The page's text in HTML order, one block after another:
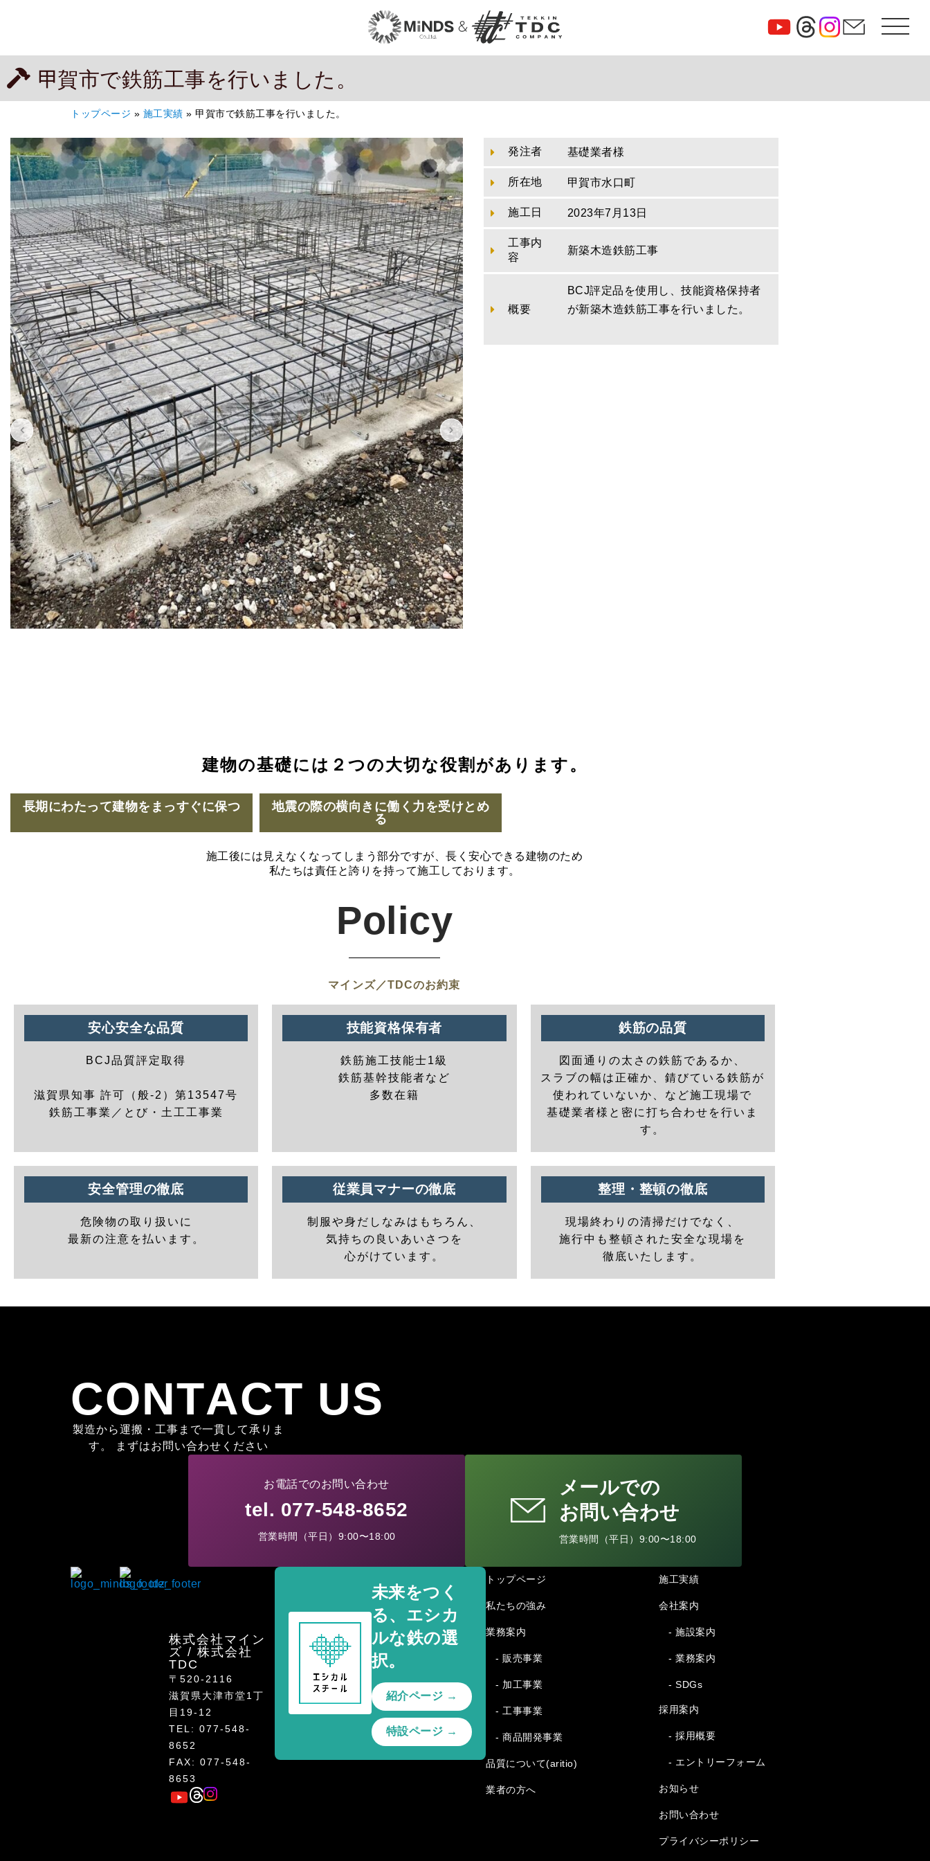
甲賀市で鉄筋工事を行いました。
トップページ » 施工実績 » 甲賀市で鉄筋工事を行いました。
発注者 基礎業者様
所在地 甲賀市水口町
施工日 2023年7月13日
工事内
容
新築木造鉄筋工事
概要
BCJ評定品を使用し、技能資格保持者
が新築木造鉄筋工事を行いました。
建物の基礎には２つの大切な役割があります。
長期にわたって建物をまっすぐに保つ
地震の際の横向きに働く力を受けとめ
る
施工後には見えなくなってしまう部分ですが、長く安心できる建物のため
私たちは責任と誇りを持って施工しております。
Policy
マインズ／TDCのお約束
安心安全な品質
BCJ品質評定取得
滋賀県知事 許可（般-2）第13547号
鉄筋工事業／とび・土工工事業
技能資格保有者
鉄筋施工技能士1級
鉄筋基幹技能者など
多数在籍
鉄筋の品質
図面通りの太さの鉄筋であるか、
スラブの幅は正確か、錆びている鉄筋が
使われていないか、など施工現場で
基礎業者様と密に打ち合わせを行いま
す。
安全管理の徹底
危険物の取り扱いに
最新の注意を払います。
従業員マナーの徹底
制服や身だしなみはもちろん、
気持ちの良いあいさつを
心がけています。
整理・整頓の徹底
現場終わりの清掃だけでなく、
施行中も整頓された安全な現場を
徹底いたします。
CONTACT US
製造から運搬・工事まで一貫して承りま
す。 まずはお問い合わせください
お電話でのお問い合わせ
tel. 077-548-8652
営業時間（平日）9:00〜18:00
メールでの
お問い合わせ
営業時間（平日）9:00〜18:00
株式会社マイン
ズ / 株式会社
TDC
〒520-2116
滋賀県大津市堂1丁
目19-12
TEL: 077-548-
8652
FAX: 077-548-
8653
未来をつく
る、エシカ
ルな鉄の選
択。
紹介ページ →
特設ページ →
トップページ
私たちの強み
業務案内
- 販売事業
- 加工事業
- 工事事業
- 商品開発事業
品質について(aritio)
業者の方へ
施工実績
会社案内
- 施設案内
- 業務案内
- SDGs
採用案内
- 採用概要
- エントリーフォーム
お知らせ
お問い合わせ
プライバシーポリシー